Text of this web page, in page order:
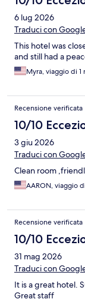
6 lug 2026
Traduci con
This hotel was
and still had a
Myra, viaggio di 1
Recensione verificata
10/10
3 giu 2026
Traduci con
Clean room
AARON, viaggio
Recensione verificata
10/10
31 mag 2026
Traduci con
It is a great hotel.
Great staff